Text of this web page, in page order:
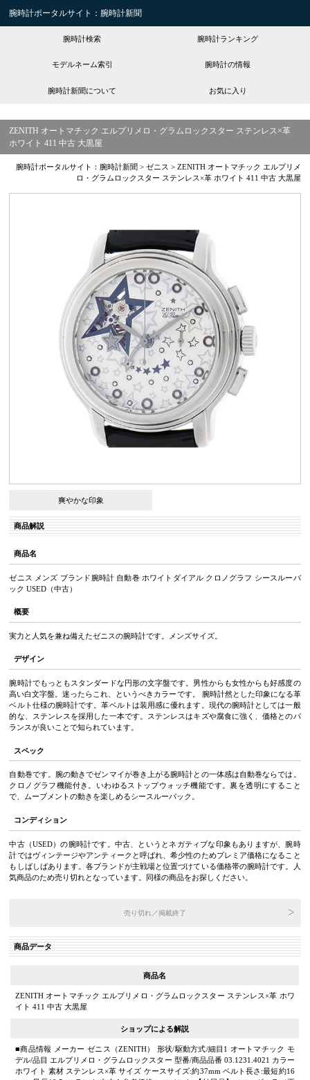
腕時計ポータルサイト：腕時計新聞
腕時計検索 腕時計ランキング
モデルネーム索引 腕時計の情報
腕時計新聞について お気に入り
ZENITH オートマチック エルプリメロ・グラムロックスター ステンレス×革
ホワイト 411 中古 大黒屋
腕時計ポータルサイト：腕時計新聞 > ゼニス > ZENITH オートマチック エルプリメ
ロ・グラムロックスター ステンレス×革 ホワイト 411 中古 大黒屋
爽やかな印象
商品解説
商品名
ゼニス メンズ ブランド腕時計 自動巻 ホワイトダイアル クロノグラフ シースルーバ
ック USED（中古）
概要
実力と人気を兼ね備えたゼニスの腕時計です。メンズサイズ。
デザイン
腕時計でもっともスタンダードな円形の文字盤です。男性からも女性からも好感度の
高い白文字盤。迷ったらこれ、というべきカラーです。 腕時計然とした印象になる革
ベルト仕様の腕時計です。革ベルトは装用感に優れます。現代の腕時計としては一般
的な、ステンレスを採用した一本です。ステンレスはキズや腐食に強く、価格とのバ
ランスが良いことで知られています。
スペック
自動巻です。腕の動きでゼンマイが巻き上がる腕時計との一体感は自動巻ならでは。
クロノグラフ機能付き。いわゆるストップウォッチ機能です。裏を透明にすること
で、ムーブメントの動きを楽しめるシースルーバック。
コンディション
中古（USED）の腕時計です。中古、というとネガティブな印象もありますが、腕時
計ではヴィンテージやアンティークと呼ばれ、希少性のためプレミア価格になること
もしばしばあります。各ブランドが主戦場と位置づけている価格帯の腕時計です。人
気商品のため売り切れとなっています。同様の商品をお探しください。
売り切れ／掲載終了
商品データ
商品名
ZENITH オートマチック エルプリメロ・グラムロックスター ステンレス×革 ホワ
イト 411 中古 大黒屋
ショップによる解説
■商品情報 メーカー ゼニス（ZENITH） 形状/駆動方式/細目1 オートマチック モ
デル/品目 エルプリメロ・グラムロックスター 型番/商品品番 03.1231.4021 カラー
ホワイト 素材 ステンレス×革 サイズ ケースサイズ:約37mm ベルト長さ:最短約16